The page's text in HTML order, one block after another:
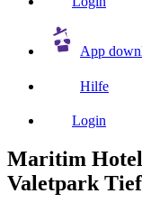
App
Hilfe
Login
Maritim Hotel
Valetpark